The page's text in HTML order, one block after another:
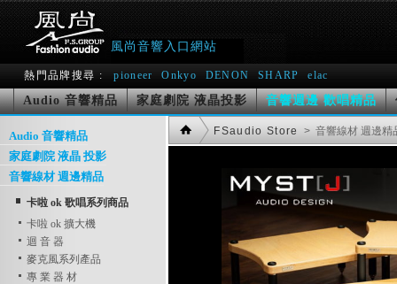
風尚音響入口網站
熱門品牌搜尋 : pioneer Onkyo DENON SHARP elac
Audio 音響精品 家庭劇院 液晶投影 音響週邊 歡唱精品
Audio 音響精品
家庭劇院 液晶 投影
音響線材 週邊精品
卡啦 ok 歌唱系列商品
卡啦 ok 擴大機
迴 音 器
麥克風系列產品
專 業 器 材
FSaudio Store > 音響線材 週邊精